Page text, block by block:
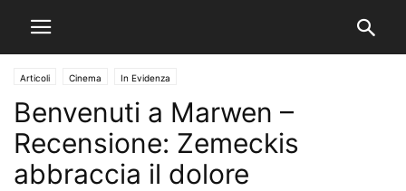
Articoli Cinema In Evidenza
Benvenuti a Marwen –
Recensione: Zemeckis
abbraccia il dolore